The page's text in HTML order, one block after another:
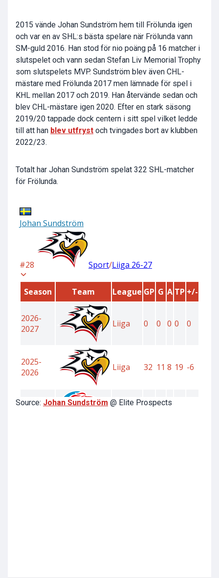
2015 vände Johan Sundström hem till Frölunda igen
och var en av SHL:s bästa spelare när Frölunda vann
SM-guld 2016. Han stod för nio poäng på 16 matcher i
slutspelet och vann sedan Stefan Liv Memorial Trophy
som slutspelets MVP. Sundström blev även CHL-
mästare med Frölunda 2017 men lämnade för spel i
KHL mellan 2017 och 2019. Han återvände sedan och
blev CHL-mästare igen 2020. Efter en stark säsong
2019/20 tappade dock centern i sitt spel vilket ledde
till att han blev utfryst och tvingades bort av klubben
2022/23.
Totalt har Johan Sundström spelat 322 SHL-matcher
för Frölunda.
Source: Johan Sundström @ Elite Prospects